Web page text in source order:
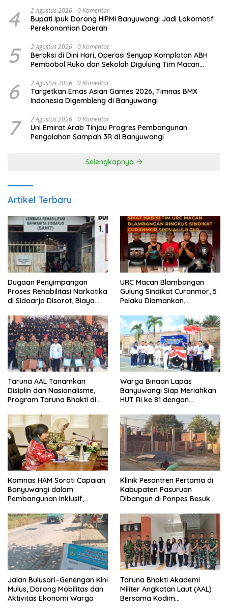
4 2 Agustus 2026 0 Komentar
Bupati Ipuk Dorong HIPMI Banyuwangi Jadi Lokomotif
Perekonomian Daerah
5 2 Agustus 2026 0 Komentar
Beraksi di Dini Hari, Operasi Senyap Komplotan ABH
Pembobol Ruko dan Sekolah Digulung Tim Macan
6 2 Agustus 2026 0 Komentar
Targetkan Emas Asian Games 2026, Timnas BMX
Indonesia Digembleng di Banyuwangi
7 2 Agustus 2026 0 Komentar
Uni Emirat Arab Tinjau Progres Pembangunan
Pengolahan Sampah 3R di Banyuwangi
Selengkapnya
Artikel Terbaru
Dugaan Penyimpangan
Proses Rehabilitasi Narkotika
di Sidoarjo Disorot, Biaya
Rekening Pribadi
URC Macan Blambangan
Gulung Sindikat Curanmor, 5
Pelaku Diamankan,
Banyuwangi
Taruna AAL Tanamkan
Disiplin dan Nasionalisme,
Program Taruna Bhakti di
Warga Binaan Lapas
Banyuwangi Siap Meriahkan
HUT RI ke 81 dengan
Komnas HAM Soroti Capaian
Banyuwangi dalam
Pembangunan Inklusif,
Nasional
Klinik Pesantren Pertama di
Kabupaten Pasuruan
Dibangun di Ponpes Besuk
Kesehatan Santri
Jalan Bulusari–Genengan Kini
Mulus, Dorong Mobilitas dan
Aktivitas Ekonomi Warga
Taruna Bhakti Akademi
Militer Angkatan Laut (AAL)
Bersama Kodim